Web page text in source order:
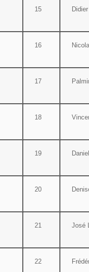
15
16
17
18
19
20
21 José
22